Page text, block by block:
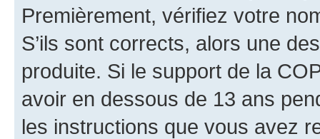
Premièrement, vérifiez votre
S’ils sont corrects, alors une
produite. Si le support de la
avoir en dessous de 13 ans
les instructions que vous avez